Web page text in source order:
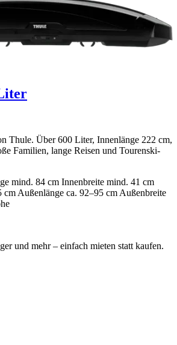
Thule. Über 600 Liter, Innenlänge 222 cm,
Familien, lange Reisen und Tourenski-
mind. 84 cm Innenbreite mind. 41 cm
cm Außenlänge ca. 92–95 cm Außenbreite
und mehr – einfach mieten statt kaufen.